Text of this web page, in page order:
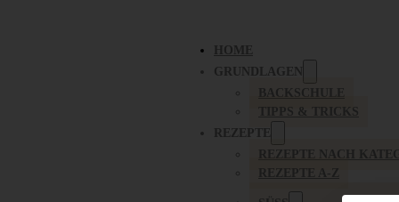
HOME
GRUNDLAGEN
BACKSCHULE
TIPPS & TRICKS
REZEPTE
REZEPTE NACH
REZEPTE A-Z